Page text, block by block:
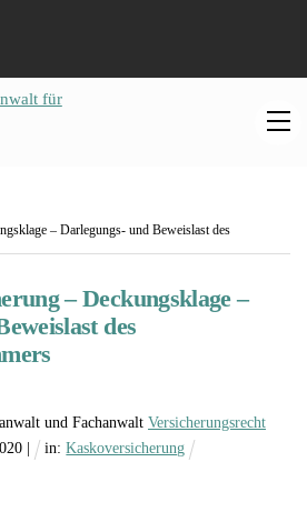
– Darlegungs- und Beweislast des
– Deckungsklage –
des
und Fachanwalt Versicherungsrecht
in:Kaskoversicherung